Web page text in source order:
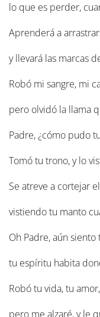
lo que es perder,
Aprenderá a
y llevará las marcas
Robó mi sangre, mi
pero olvidó la llama
Padre, ¿cómo pudo
Tomó tu trono, y lo
Se atreve a cortejar
vistiendo tu manto
Oh Padre, aún
tu espíritu habita
Robó tu vida, tu
pero me alzaré, y le